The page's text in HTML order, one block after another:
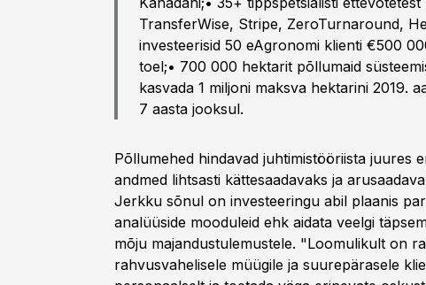
TransferWise, Stripe, ZeroTurnaround,
investeerisid 50 eAgronomi klienti €500
toel;• 700 000 hektarit põllumaid
kasvada 1 miljoni maksva hektarini 2019.
7 aasta jooksul.
Põllumehed hindavad juhtimistööriista juures
andmed lihtsasti kättesaadavaks ja
Jerkku sõnul on investeeringu abil plaanis
analüüside mooduleid ehk aidata veelgi
mõju majandustulemustele. "Loomulikult on
rahvusvahelisele müügile ja suurepärasele